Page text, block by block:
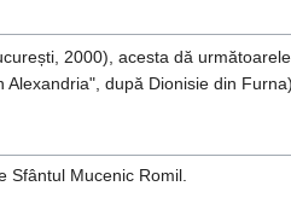
2000), acesta dă
Alexandria", după Dionisie din
Sfântul Mucenic Romil.